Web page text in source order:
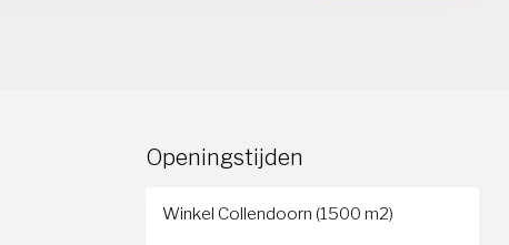
Openingstijden
Winkel Collendoorn (1500 m2)